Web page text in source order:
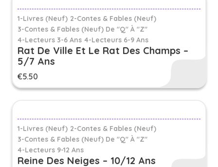
1-Livres (Neuf) 2-Contes & Fables (Neuf)
3-Contes & Fables (neuf) De "Q" À "Z"
4-Lecteurs 3-6 Ans 4-Lecteurs 6-9 Ans
Rat De Ville Et Le Rat Des Champs –
5/7 Ans
€5.50
1-Livres (Neuf) 2-Contes & Fables (Neuf)
3-Contes & Fables (neuf) De "Q" À "Z"
4-Lecteurs 9-12 Ans
Reine Des Neiges – 10/12 Ans